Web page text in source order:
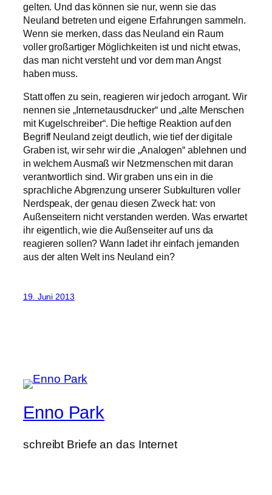
gelten. Und das können sie nur, wenn sie das
Neuland betreten und eigene Erfahrungen sammeln.
Wenn sie merken, dass das Neuland ein Raum
voller großartiger Möglichkeiten ist und nicht etwas,
das man nicht versteht und vor dem man Angst
haben muss.
Statt offen zu sein, reagieren wir jedoch arrogant. Wir
nennen sie „Internetausdrucker“ und „alte Menschen
mit Kugelschreiber“. Die heftige Reaktion auf den
Begriff Neuland zeigt deutlich, wie tief der digitale
Graben ist, wir sehr wir die „Analogen“ ablehnen und
in welchem Ausmaß wir Netzmenschen mit daran
verantwortlich sind. Wir graben uns ein in die
sprachliche Abgrenzung unserer Subkulturen voller
Nerdspeak, der genau diesen Zweck hat: von
Außenseitern nicht verstanden werden. Was erwartet
ihr eigentlich, wie die Außenseiter auf uns da
reagieren sollen? Wann ladet ihr einfach jemanden
aus der alten Welt ins Neuland ein?
19. Juni 2013
Enno Park
schreibt Briefe an das Internet